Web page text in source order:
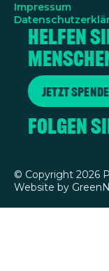
Impressum
Helfen
Jetzt
Folgen
© Copyright 2026
Website by